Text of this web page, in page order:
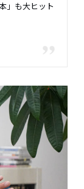
」も大ヒット